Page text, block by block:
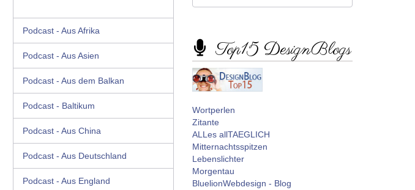
Podcast - Aus Afrika
Podcast - Aus Asien
Podcast - Aus dem Balkan
Podcast - Baltikum
Podcast - Aus China
Podcast - Aus Deutschland
Podcast - Aus England
Top15 DesignBlogs
Wortperlen
Zitante
ALLes allTAEGLICH
Mitternachtsspitzen
Lebenslichter
Morgentau
BluelionWebdesign - Blog